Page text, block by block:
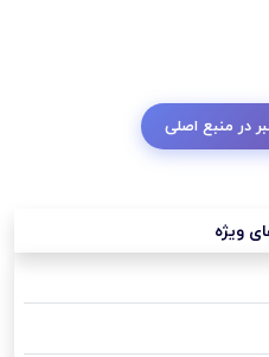
در منبع اصلی
ویژه